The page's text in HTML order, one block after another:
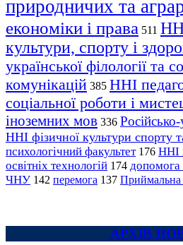
природничих та
економіки і права 511
культури, спорту і
української філології та
комунікацій 385 ННІ
соціальної роботи і
іноземних мов 336 Російсько-
ННІ фізичної культури спорту
психологічний факультет 176 ННІ
освітніх технологій 174
ЧНУ 142 перемога 137 Приймальна
АРХІВ